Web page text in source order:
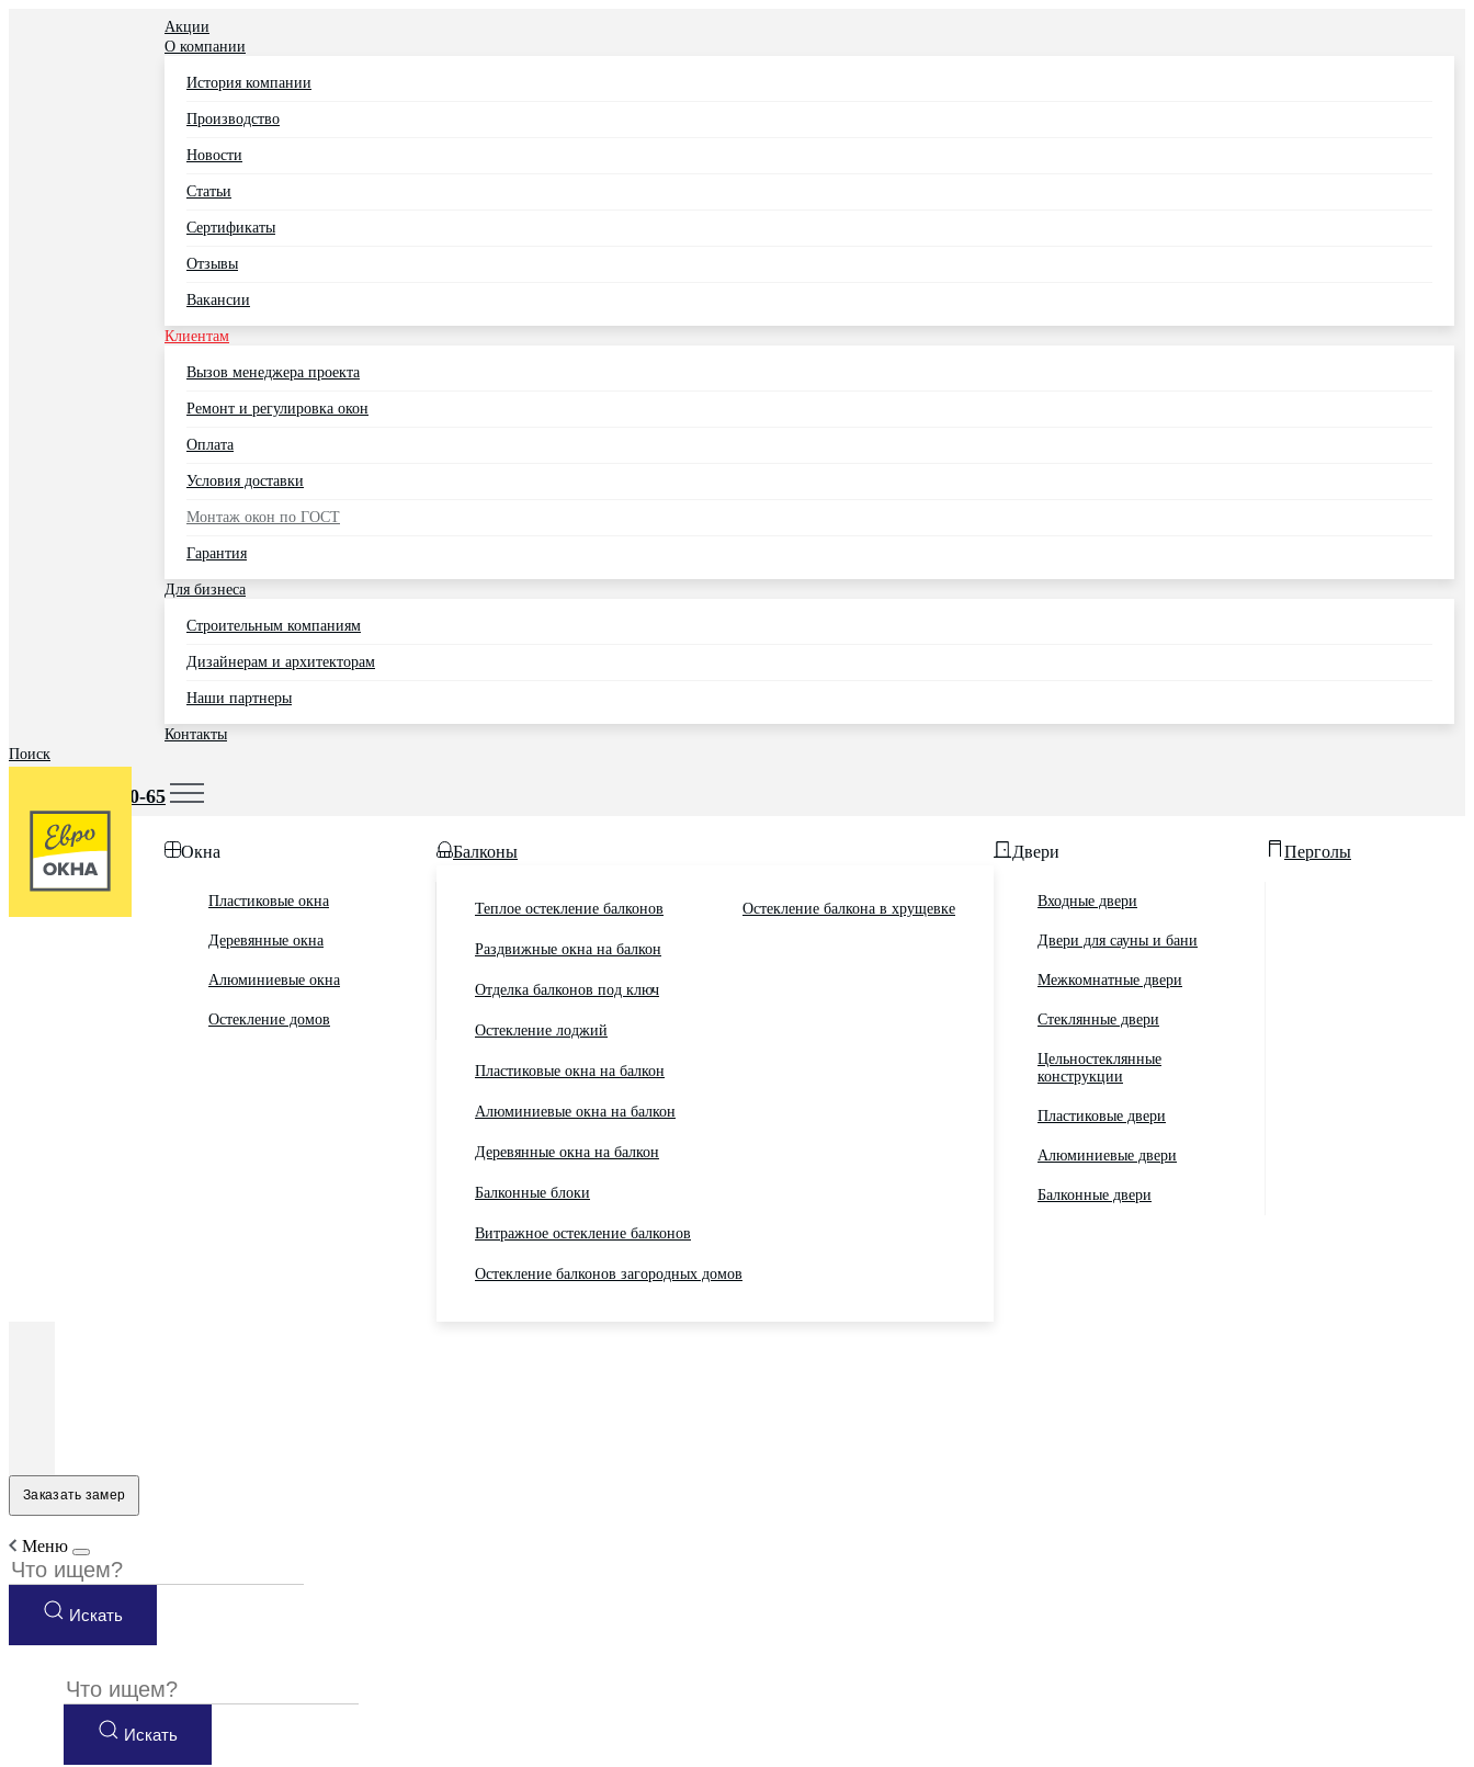
Акции
О компании
История компании
Производство
Новости
Статьи
Сертификаты
Отзывы
Вакансии
Клиентам
Вызов менеджера проекта
Ремонт и регулировка окон
Оплата
Условия доставки
Монтаж окон по ГОСТ
Гарантия
Для бизнеса
Строительным компаниям
Дизайнерам и архитекторам
Наши партнеры
Контакты
Поиск
+7 (495) 725-60-65
Окна
Пластиковые окна
Деревянные окна
Алюминиевые окна
Остекление домов
Балконы
Теплое остекление балконов
Раздвижные окна на балкон
Отделка балконов под ключ
Остекление лоджий
Пластиковые окна на балкон
Алюминиевые окна на балкон
Деревянные окна на балкон
Балконные блоки
Витражное остекление балконов
Остекление балконов загородных домов
Остекление балкона в хрущевке
Двери
Входные двери
Двери для сауны и бани
Межкомнатные двери
Стеклянные двери
Цельностеклянные
конструкции
Пластиковые двери
Алюминиевые двери
Балконные двери
Перголы
Заказать замер
Меню
Искать
Искать